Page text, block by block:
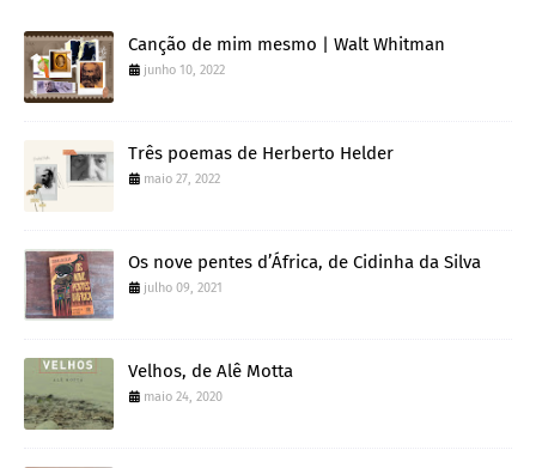
Canção de mim mesmo | Walt Whitman
junho 10, 2022
Três poemas de Herberto Helder
maio 27, 2022
Os nove pentes d’África, de Cidinha da Silva
julho 09, 2021
Velhos, de Alê Motta
maio 24, 2020